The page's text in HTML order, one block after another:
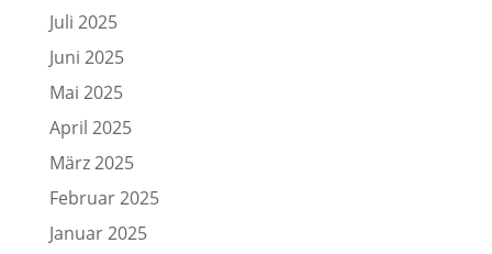
Juli 2025
Juni 2025
Mai 2025
April 2025
März 2025
Februar 2025
Januar 2025